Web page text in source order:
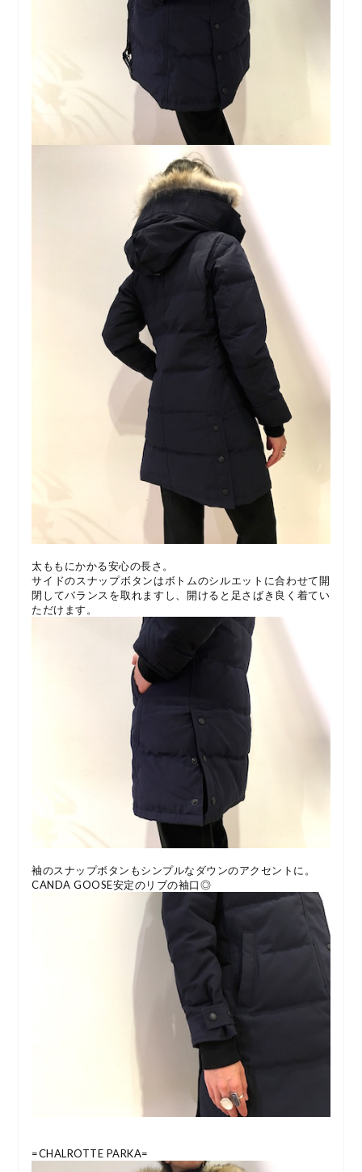
太ももにかかる安心の長さ。
サイドのスナップボタンはボトムのシルエットに合わせて開
閉してバランスを取れますし、開けると足さばき良く着てい
ただけます。
袖のスナップボタンもシンプルなダウンのアクセントに。
CANDA GOOSE安定のリブの袖口◎
=CHALROTTE PARKA=